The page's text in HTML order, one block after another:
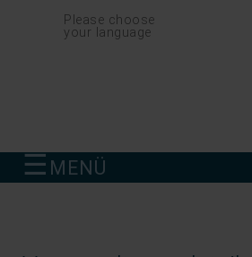
Navigation
überspringenPlease choose
your language
☰ MENÜ